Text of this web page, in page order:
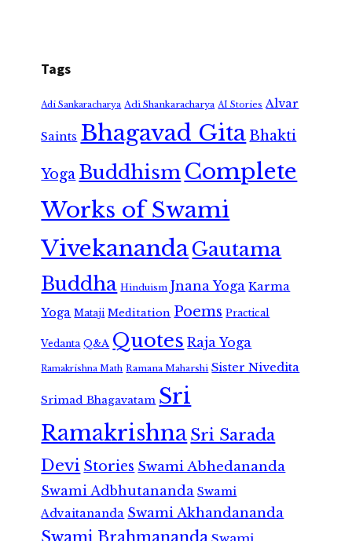
Tags
Adi Sankaracharya Adi Shankaracharya AI Stories Alvar
Saints Bhagavad GitaBhakti
Yoga Buddhism Complete
Works of Swami
VivekanandaGautama
Buddha Hinduism Jnana Yoga Karma
Yoga Mataji Meditation Poems Practical
Vedanta Q&A Quotes Raja Yoga
Ramakrishna Math Ramana Maharshi Sister Nivedita
Srimad Bhagavatam Sri
RamakrishnaSri Sarada
Devi Stories Swami Abhedananda
Swami Adbhutananda Swami
Advaitananda Swami Akhandananda
Swami Brahmananda